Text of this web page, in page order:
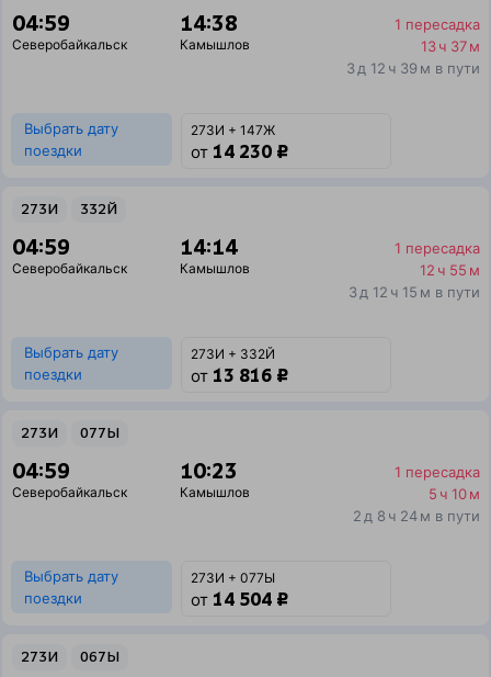
04:59
Северобайкальск
14:38
Камышлов
1 пересадка
13 ч 37 м
3 д 12 ч 39 м в пути
Выбрать дату
поездки
273И + 147Ж
от 14 230 ₽
273И 332Й
04:59
Северобайкальск
14:14
Камышлов
1 пересадка
12 ч 55 м
3 д 12 ч 15 м в пути
Выбрать дату
поездки
273И + 332Й
от 13 816 ₽
273И 077Ы
04:59
Северобайкальск
10:23
Камышлов
1 пересадка
5 ч 10 м
2 д 8 ч 24 м в пути
Выбрать дату
поездки
273И + 077Ы
от 14 504 ₽
273И 067Ы